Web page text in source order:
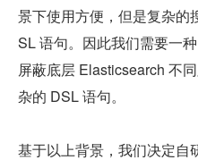
景下使用方便，但是复杂的
SL 语句。因此我们需要一
屏蔽底层 Elasticsearch 不
杂的 DSL 语句。
基于以上背景，我们决定自